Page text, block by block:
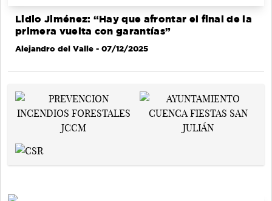
Lidio Jiménez: “Hay que afrontar el final de la
primera vuelta con garantías”
Alejandro del Valle - 07/12/2025